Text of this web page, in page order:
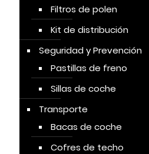
Filtros de polen
Kit de distribución
Seguridad y Prevención
Pastillas de freno
Sillas de coche
Transporte
Bacas de coche
Cofres de techo